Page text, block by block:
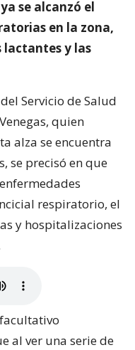
se alcanzó el
en la zona,
lactantes y las
Servicio de Salud
quien
alza se encuentra
se precisó en que
respiratorio, el
y hospitalizaciones
al ver una serie de